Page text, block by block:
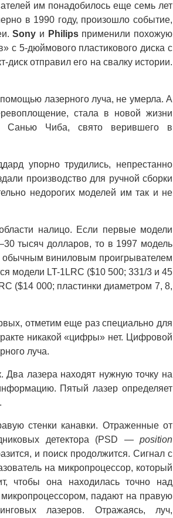
им понадобилось еще семь лет
в 1990 году, произошло событие,
Sony и Philipsприменили похожую
с 5-дюймового пластикового диска с
отправил его на свалку истории.
лазерного луча, не умерла. А
стала в новой жизни
Санью Чиба, свято верившего в
упорно трудились, непрестанно
производство для ручной сборки
недорогих моделей им так и не
налицо. Если первые модели
тысяч долларов, то в 1997 модель
обычным виниловым проигрывателем
модели LT-1LRC ($10 500; 331/3 и 45
($14 000; пластинки диаметром 7, 8,
отметим еще раз специально для
никакой «цифры» нет. Цифровой
луча.
Два лазера находят нужную точку на
Пятый лазер определяет
стенки канавки. Отраженные от
детектора (PSD — position
и поиск продолжится. Сигнал с
на микропроцессор, который
чтобы она находилась точно над
падают на правую
лазеров. Отражаясь, луч,